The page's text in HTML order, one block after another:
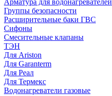
Группы безопасности
Расширительные баки ГВС
Сифоны
Смесительные клапаны
ТЭН
Для Ariston
Для Garanterm
Для Реал
Для Термекс
Водонагреватели газовые